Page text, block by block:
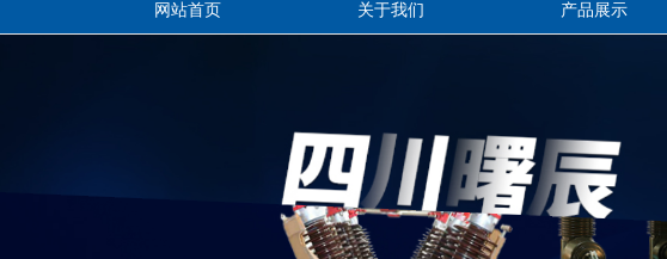
网站首页 关于我们 产品展示